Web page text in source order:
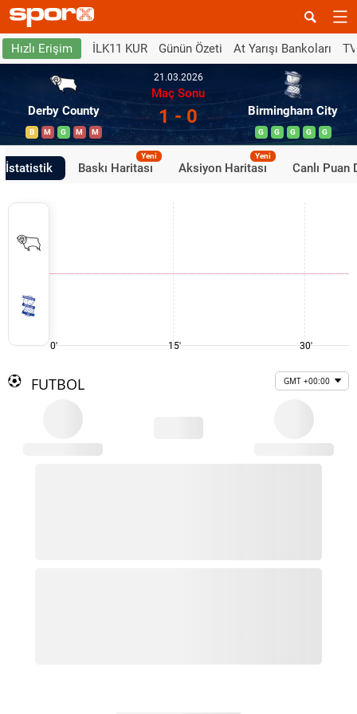
Hızlı Erişim İLK11 KUR Günün Özeti At Yarışı Bankoları
Derby County
B M G M M
21.03.2026
Maç Sonu
1 - 0 Birmingham City
G G G G G
İstatistik Baskı Haritası
Yeni
Aksiyon Haritası
Yeni
Canlı Puan
0' 15' 30'
FUTBOL GMT +00:00